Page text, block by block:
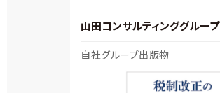
山田コンサルティンググループ
自社グループ出版物